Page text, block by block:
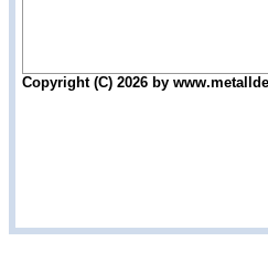
Copyright (C) 2026 by